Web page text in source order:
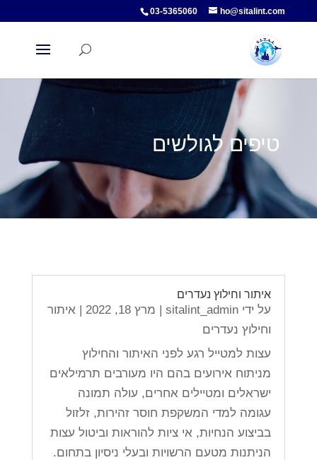
03-5365060 ho@sitalint.com
טיפים לגולשים
איתור וחילוץ נעדרים
על ידי sitalint_admin
| מרץ 18, 2022 | איתור
וחילוץ נעדרים
עצות למטייל רגע לפני האיתור והחילוץ
מניתוח אירועים בהם היו מעורבים תרמילאים
ישראלים ומטיילים אחרים, עולה תמונה
עגומה למדי המשקפת חוסר זהירות, זלזול
בביצוע הנחיות, אי ציות להוראות וביטול עצות
הניתנות מטעם הרשויות ובעלי ניסיון בתחום.